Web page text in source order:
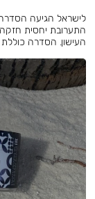
לישראל הגיעה
התערובת יחסית חזקה
העישון. הסדרה כוללת